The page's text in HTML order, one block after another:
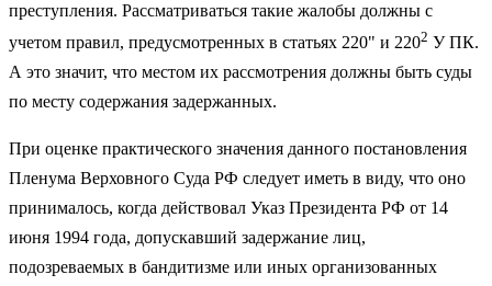
преступления. Рассматриваться такие жалобы должны с
учетом правил, предусмотренных в статьях 220" и 2202 У ПК.
А это значит, что местом их рассмотрения должны быть суды
по месту содержания задержанных.
При оценке практического значения данного постановления
Пленума Верховного Суда РФ следует иметь в виду, что оно
принималось, когда действовал Указ Президента РФ от 14
июня 1994 года, допускавший задер­жание лиц,
подозреваемых в бандитизме или иных организованных